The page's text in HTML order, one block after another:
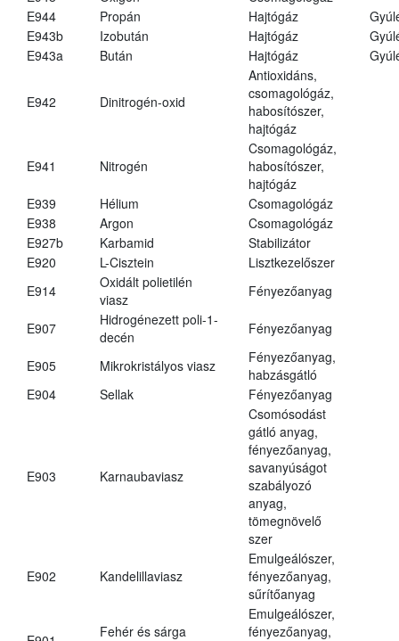
E944
Propán Hajtógáz
E943b
Izobután Hajtógáz
E943a
Bután Hajtógáz
E942 Dinitrogén-oxid
Antioxidáns,
csomagológáz,
habosítószer,
hajtógáz
E941 Nitrogén
Csomagológáz,
habosítószer,
hajtógáz
E939
Hélium
Csomagológáz
E938
Argon
Csomagológáz
E927b
Karbamid
Stabilizátor
E920
L-Cisztein
Lisztkezelőszer
E914
Oxidált polietilén
viasz
Fényezőanyag
E907
Hidrogénezett poli-1-
decén
Fényezőanyag
E905 Mikrokristályos viasz
Fényezőanyag,
habzásgátló
E904
Sellak Fényezőanyag
E903 Karnaubaviasz
Csomósodást
gátló anyag,
fényezőanyag,
savanyúságot
szabályozó
anyag,
tömegnövelő
szer
E902 Kandelillaviasz
Emulgeálószer,
fényezőanyag,
sűrítőanyag
Fehér és sárga
Emulgeálószer,
fényezőanyag,